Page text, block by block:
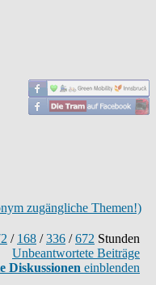
zugängliche Themen!)
/ 168 /336 /672 Stunden
Unbeantwortete Beiträge
Diskussionen einblenden